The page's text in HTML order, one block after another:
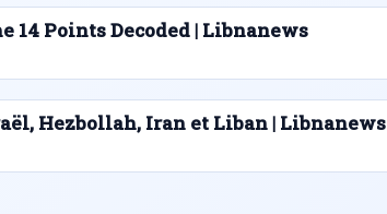
Points Decoded | Libnanews
Hezbollah, Iran et Liban | Libnanews